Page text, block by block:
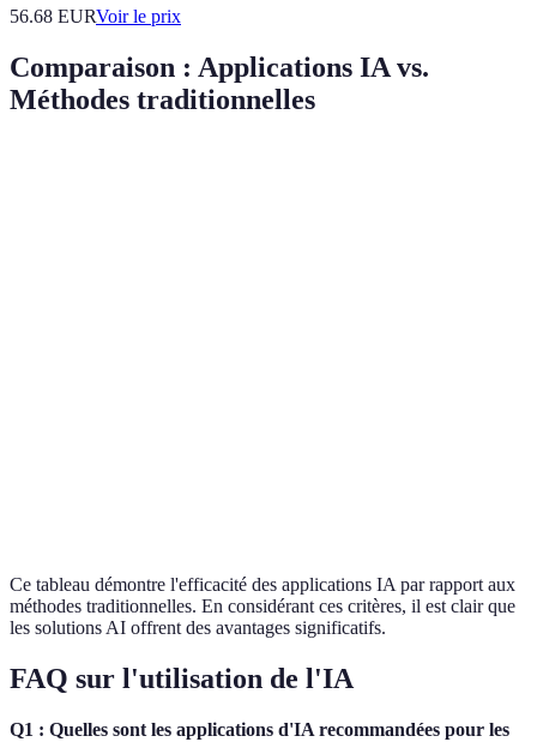
56.68 EURVoir le prix
Comparaison : Applications IA vs.
Méthodes traditionnelles
Ce tableau démontre l'efficacité des applications IA par rapport aux
méthodes traditionnelles. En considérant ces critères, il est clair que
les solutions AI offrent des avantages significatifs.
FAQ sur l'utilisation de l'IA
Q1 : Quelles sont les applications d'IA recommandées pour les